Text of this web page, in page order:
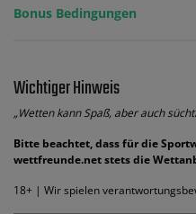
Bonus Bedingungen
Wichtiger Hinweis
„Wetten kann Spaß, aber auch
Bitte beachtet, dass für die
wettfreunde.net stets die
18+ | Wir spielen